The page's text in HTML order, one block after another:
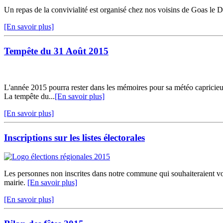
Un repas de la convivialité est organisé chez nos voisins de
[En savoir plus]
Tempête du 31 Août 2015
L'année 2015 pourra rester dans les mémoires pour sa météo
La tempête du...[En savoir plus]
[En savoir plus]
Inscriptions sur les listes électorales
Les personnes non inscrites dans notre commune qui souhaiteraient
mairie. [En savoir plus]
[En savoir plus]